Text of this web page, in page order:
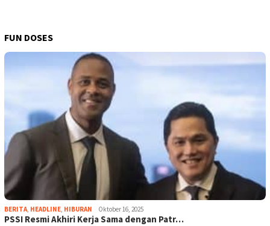
FUN DOSES
BERITA HEADLINE HIBURAN Oktober 16, 2025
PSSI Resmi Akhiri Kerja Sama dengan Patr…